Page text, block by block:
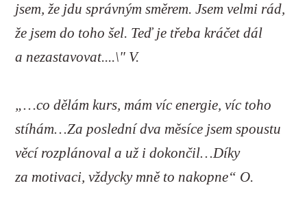
jsem, že jdu správným směrem. Jsem velmi rád,
že jsem do toho šel. Teď je třeba kráčet dál
a nezastavovat....\" V.
„…co dělám kurs, mám víc energie, víc toho
stíhám…Za poslední dva měsíce jsem spoustu
věcí rozplánoval a už i dokončil…Díky
za motivaci, vždycky mně to nakopne“ O.